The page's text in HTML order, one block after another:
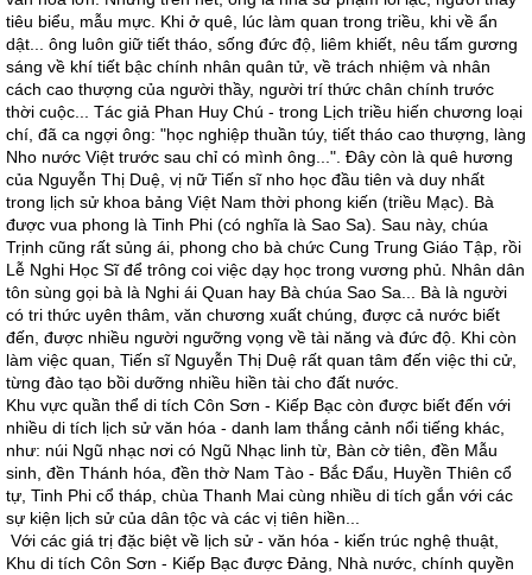
tiêu biểu, mẫu mực. Khi ở quê, lúc làm quan trong triều, khi về ẩn
dật... ông luôn giữ tiết tháo, sống đức độ, liêm khiết, nêu tấm gương
sáng về khí tiết bậc chính nhân quân tử, về trách nhiệm và nhân
cách cao thượng của người thầy, người trí thức chân chính trước
thời cuộc... Tác giả Phan Huy Chú - trong Lịch triều hiến chương loại
chí, đã ca ngợi ông: "học nghiệp thuần túy, tiết tháo cao thượng, làng
Nho nước Việt trước sau chỉ có mình ông...". Ðây còn là quê hương
của Nguyễn Thị Duệ, vị nữ Tiến sĩ nho học đầu tiên và duy nhất
trong lịch sử khoa bảng Việt Nam thời phong kiến (triều Mạc). Bà
được vua phong là Tinh Phi (có nghĩa là Sao Sa). Sau này, chúa
Trịnh cũng rất sủng ái, phong cho bà chức Cung Trung Giáo Tập, rồi
Lễ Nghi Học Sĩ để trông coi việc dạy học trong vương phủ. Nhân dân
tôn sùng gọi bà là Nghi ái Quan hay Bà chúa Sao Sa... Bà là người
có tri thức uyên thâm, văn chương xuất chúng, được cả nước biết
đến, được nhiều người ngưỡng vọng về tài năng và đức độ. Khi còn
làm việc quan, Tiến sĩ Nguyễn Thị Duệ rất quan tâm đến việc thi cử,
từng đào tạo bồi dưỡng nhiều hiền tài cho đất nước.
Khu vực quần thể di tích Côn Sơn - Kiếp Bạc còn được biết đến với
nhiều di tích lịch sử văn hóa - danh lam thắng cảnh nổi tiếng khác,
như: núi Ngũ nhạc nơi có Ngũ Nhạc linh từ, Bàn cờ tiên, đền Mẫu
sinh, đền Thánh hóa, đền thờ Nam Tào - Bắc Ðẩu, Huyền Thiên cổ
tự, Tinh Phi cổ tháp, chùa Thanh Mai cùng nhiều di tích gắn với các
sự kiện lịch sử của dân tộc và các vị tiên hiền...
Với các giá trị đặc biệt về lịch sử - văn hóa - kiến trúc nghệ thuật,
Khu di tích Côn Sơn - Kiếp Bạc được Ðảng, Nhà nước, chính quyền